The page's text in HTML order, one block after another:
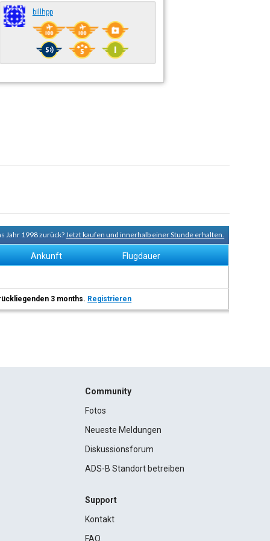
billhpp
Jahr 1998 zurück?Jetzt kaufen und innerhalb einer Stunde erhalten.
Ankunft Flugdauer
3 months. Registrieren
Community
Fotos
Neueste Meldungen
Diskussionsforum
ADS-B Standort betreiben
Support
Kontakt
FAQ